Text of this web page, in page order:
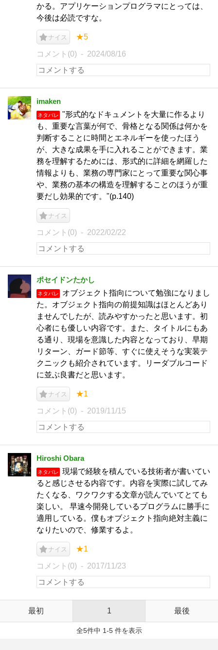
かる。アプリケーションプログラマにとっては、
今後は必読ですな。
ナイス ★5
コメント(0) 2024/08/16
imaken
ネタバレ
"形式的なドキュメントを大量に作るより
も、重要な言葉が何で、骨格となる関係は何かを
判断することに時間とエネルギーを使ったほう
が、大きな成果を手に入れることができます。業
務を理解するためには、形式的に詳細を網羅した
情報よりも、業務の専門家にとって重要な関心事
や、業務の基本の構造を理解することのほうが重
要だし効果的です。"(p.140)
ナイス
コメント(0) 2022/02/22
ポセイドンたかし
ネタバレ
オブジェクト指向について勉強になりまし
た。オブジェクト指向の前提知識はほとんどあり
ませんでしたが、読みやすかったと思います。初
心者にも優しい内容です。また、タイトルにもあ
る通り、現場を意識した内容となっており、早期
リターン、ガード節等、すぐに使えそうな実装テ
クニックも紹介されています。リーダブルコード
に並ぶ良書だと思います。
ナイス ★1
コメント(0) 2019/11/15
Hiroshi Obara
ネタバレ
現場で経験を積んでいる技術者が書いてい
ると感じさせる内容です。内容を実際に試してみ
たくなる、ワクワクする文章が読んでいてとても
楽しい。 早速今開発しているプログラムに勝手に
適用している。僕もオブジェクト指向絶対主義に
なりたいので、修業するよ。
ナイス ★1
コメント(0) 2017/11/23
最初 1 最後
全5件中 1-5 件を表示